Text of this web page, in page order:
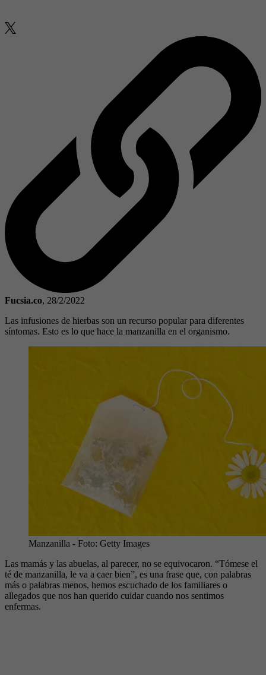
Fucsia.co, 28/2/2022
Las infusiones de hierbas son un recurso popular para diferentes
síntomas. Esto es lo que hace la manzanilla en el organismo.
Manzanilla - Foto: Getty Images
Las mamás y las abuelas, al parecer, no se equivocaron. “Tómese el
té de manzanilla, le va a caer bien”, es una frase que, con palabras
más o palabras menos, hemos escuchado de los familiares o
allegados que nos han querido cuidar cuando nos sentimos
enfermas.